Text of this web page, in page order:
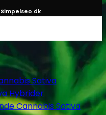
Simpelseo.dk
Sativa
Hybrider
Cannabis Sativa